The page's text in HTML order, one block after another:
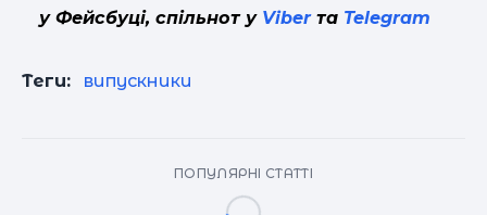
у Фейсбуці, спільнот у Viberта Telegram
Теги: випускники
ПОПУЛЯРНІ СТАТТІ